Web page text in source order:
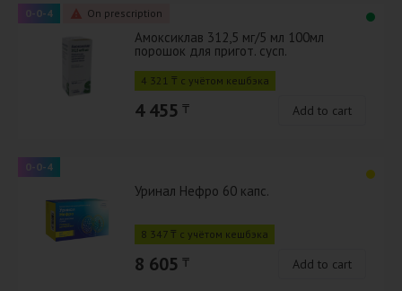
0-0-4 On prescription
Амоксиклав 312,5 мг/5 мл 100мл
порошок для пригот. сусп.
4 321 ₸ с учётом кешбэка
4 455 ₸ Add to cart
0-0-4
Уринал Нефро 60 капс.
8 347 ₸ с учётом кешбэка
8 605 ₸ Add to cart